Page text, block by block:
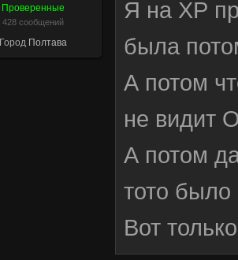
Проверенные
428 сообщений
Город Полтава
Я на ХР
была
А потом
не видит
А потом
тото было
Вот